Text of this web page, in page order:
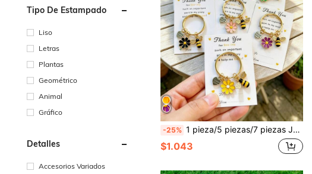
Tipo De Estampado
Liso
Letras
Plantas
Geométrico
Animal
Gráfico
Detalles
Accesorios Variados
-25% 1 pieza/5 piezas/7 piezas Juego de llaveros con abeja y margarita con tarjeta de agradecimiento, colgante de llave para bolso, regalo festivo, lindo regalo de llavero para fiesta, adecuado para cumpleaños, boda, Día del Maestro y regalo de graduación, regreso a la escuela, regalo de Acción de Gracias, regalo para el maestro, accesorio de llavero para coche, accesorio para bolso
$1.043